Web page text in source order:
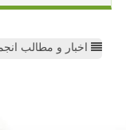
اخبار و مطالب